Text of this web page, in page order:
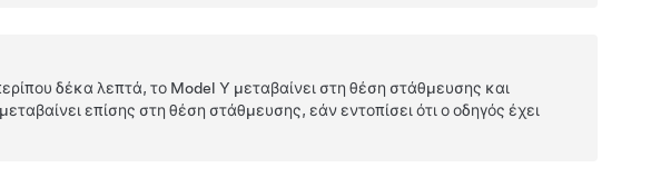
δέκα λεπτά, το Model Y μεταβαίνει στη θέση στάθμευσης και
μεταβαίνει επίσης στη θέση στάθμευσης, εάν εντοπίσει ότι ο οδηγός έχει